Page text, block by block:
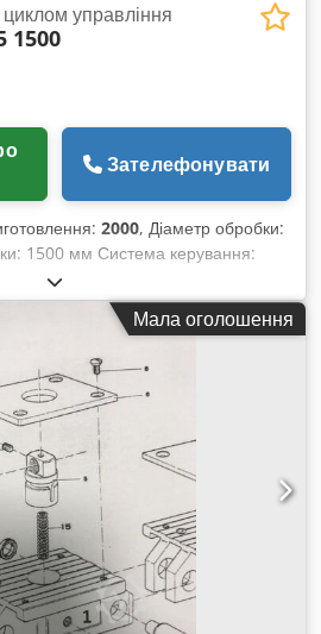
управління
1500
Зателефонувати
2000, Діаметр обробки:
1500 мм Система керування:
керування: SYSTEM MTC-K
обробки над супортом: 290
мм Швидкість обертання шпинделя:
шпинделя: 15 кВт Крутний момент
головка: DIN 55027
по осях X/Z: 11300 Н Швидкий хід –
10 / 5 м/хв Ширина станини: 360
265 мм Хід верхнього супорта:
32 x 25 мм Діаметр пінолі
пінолі задньої бабки: 160 мм Конус
машини: прибл. 3,3 т Габарити
x 1,65 x 1,93 м Оснащення: 3-
S plus 250 ммø, 4-позиційна
система подачі охолоджуючої
Мала оголошення